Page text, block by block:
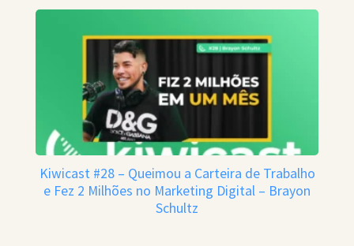
Kiwicast #28 – Queimou a Carteira de Trabalho
e Fez 2 Milhões no Marketing Digital – Brayon
Schultz